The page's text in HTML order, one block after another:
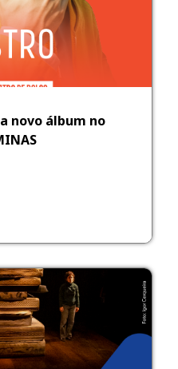
novo álbum no